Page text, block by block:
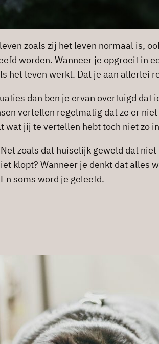
zoals zij het leven normaal is,
worden. Wanneer je opgroeit in
het leven werkt. Dat je aan allerlei
dan ben je ervan overtuigd
vertellen regelmatig dat ze er
wat jij te vertellen hebt toch niet zo
zoals dat huiselijk geweld dat
klopt? Wanneer je denkt dat
soms word je geleefd.